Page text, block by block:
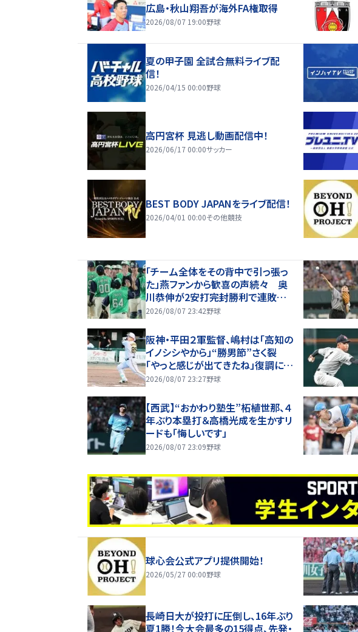
広島・秋山翔吾が海外FA権取得
2026/08/07 19:00野球
夏の甲子園 全試合無料ライブ配
信！
2026/04/15 00:00野球
高円宮杯 見逃し動画配信中！
2026/06/17 00:00サッカー
BEST BODY JAPANをライブ配信！
2026/04/01 00:00その他競技
「チーム全体をその背中で引っ張っ
た」燕ファンから歓喜の声続々 奥
川恭伸が2安打完封勝利で連敗スト
ップ「まさに頼れるエースの仕事！」
2026/08/07 23:42野球
阪神・平田２軍監督、嶋村は「高知の
イノシシやから」“勝男節”さく裂
「やっと感じが出てきたね」復調に太
鼓判【一問一答】
2026/08/07 23:27野球
【西武】“おかわり塾生”柘植世那、４
年ぶり本塁打＆高橋光成を生かすリ
ードも「悔しいです」
2026/08/07 23:09野球
球心会公式アプリ提供開始！
2026/05/27 00:00野球
長崎日大が投打に圧倒し、16年ぶり
夏1勝！今大会最多の15得点、先発・